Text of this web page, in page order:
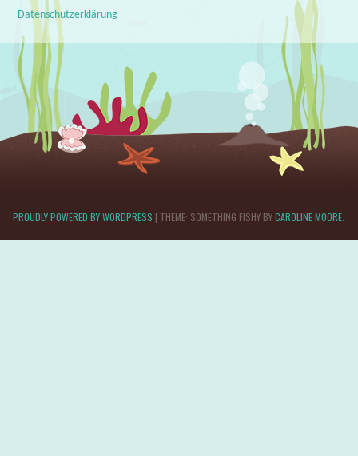
Datenschutzerklärung
PROUDLY POWERED BY WORDPRESS | THEME: SOMETHING FISHY BYCAROLINE MOORE